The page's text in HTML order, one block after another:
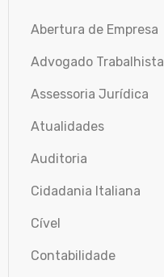
Abertura de Empresa
Advogado Trabalhista
Assessoria Jurídica
Atualidades
Auditoria
Cidadania Italiana
Cível
Contabilidade